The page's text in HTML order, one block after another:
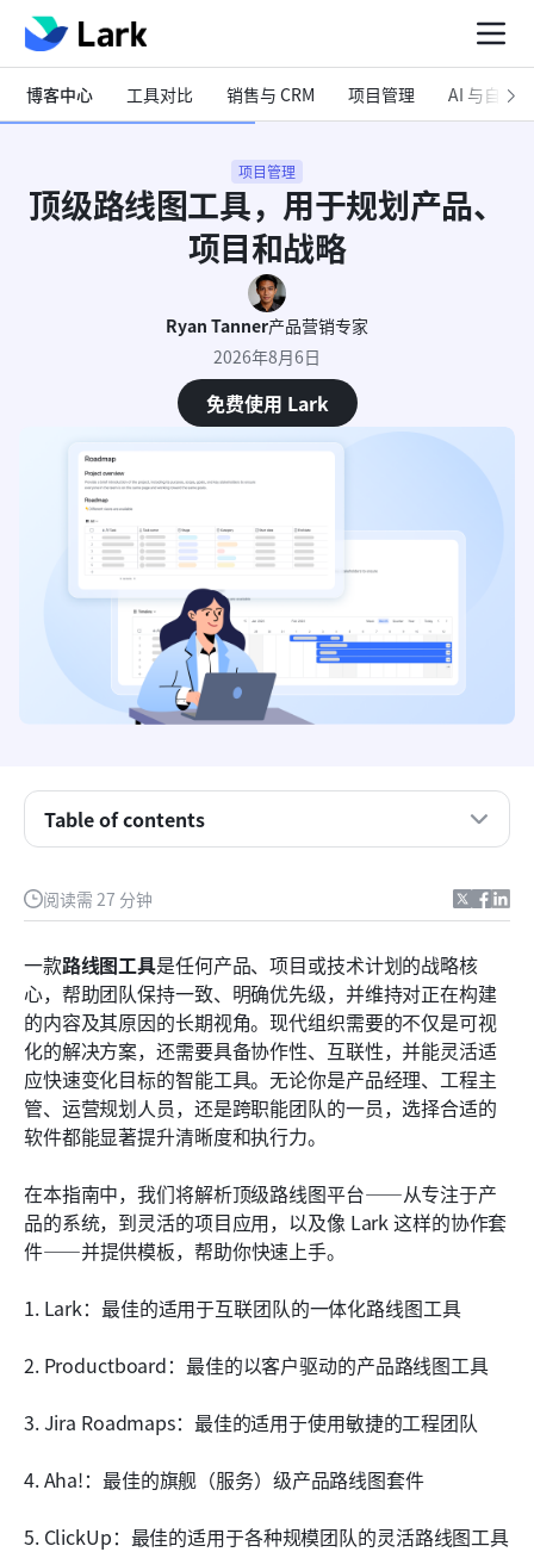
博客中心 工具对比 销售与 CRM 项目管理 AI 与自动化
项目管理
顶级路线图工具，用于规划产品、
项目和战略
Ryan Tanner产品营销专家
2026年8月6日
免费使用 Lark
阅读需 27 分钟
一款路线图工具是任何产品、项目或技术计划的战略核
心，帮助团队保持一致、明确优先级，并维持对正在构建
的内容及其原因的长期视角。现代组织需要的不仅是可视
化的解决方案，还需要具备协作性、互联性，并能灵活适
应快速变化目标的智能工具。无论你是产品经理、工程主
管、运营规划人员，还是跨职能团队的一员，选择合适的
软件都能显著提升清晰度和执行力。
在本指南中，我们将解析顶级路线图平台——从专注于产
品的系统，到灵活的项目应用，以及像 Lark 这样的协作套
件——并提供模板，帮助你快速上手。
1. Lark：最佳的适用于互联团队的一体化路线图工具
2. Productboard：最佳的以客户驱动的产品路线图工具
3. Jira Roadmaps：最佳的适用于使用敏捷的工程团队
4. Aha!：最佳的旗舰（服务）级产品路线图套件
5. ClickUp：最佳的适用于各种规模团队的灵活路线图工具
Table of contents
什么是路线图工具？
路线图的类型
十大路线图软件，用于规划战略和执行
快速开始：可直接使用的路线图模板
制定路线图时常见的错误
常见问题
相关阅读